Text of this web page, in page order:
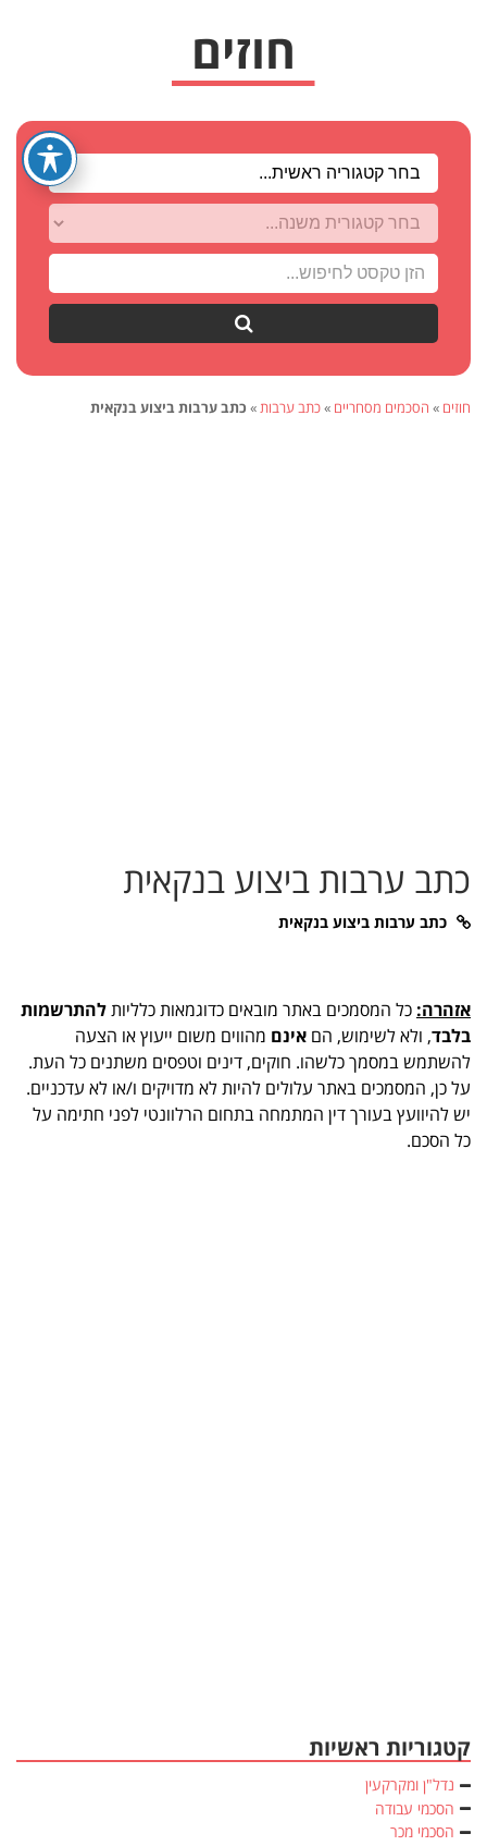
חפש
חוזים » הסכמים מסחריים »כתב ערבות» כתב ערבות ביצוע בנקאית
כתב ערבות ביצוע בנקאית
כתב ערבות ביצוע בנקאית
אזהרה: כל המסמכים באתר מובאים כדוגמאות כלליותלהתרשמות
בלבד, ולא לשימוש, הם אינם מהווים משום ייעוץ או הצעה
להשתמש במסמך כלשהו. חוקים, דינים וטפסים משתנים כל העת.
על כן, המסמכים באתר עלולים להיות לא מדויקים ו/או לא עדכניים.
יש להיוועץ בעורך דין המתמחה בתחום הרלוונטי לפני חתימה על
כל הסכם.
קטגוריות ראשיות
נדל"ן ומקרקעין
הסכמי עבודה
הסכמי מכר